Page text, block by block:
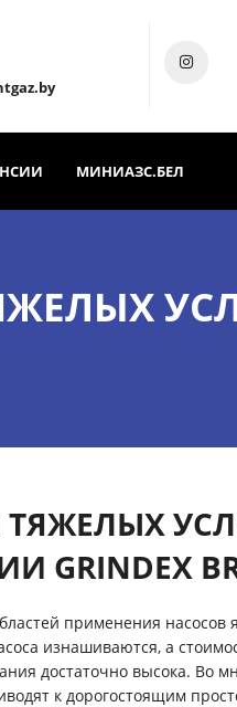
МИНИАЗС.БЕЛ
GRINDEX
применения насосов
изнашиваются, а
достаточно высока. Во
к дорогостоящим